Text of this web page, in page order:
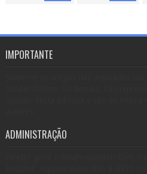
IMPORTANTE
ADMINISTRAÇÃO